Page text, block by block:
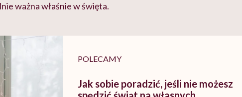
ważna właśnie w święta.
POLECAMY
Jak sobie poradzić, jeśli nie możesz